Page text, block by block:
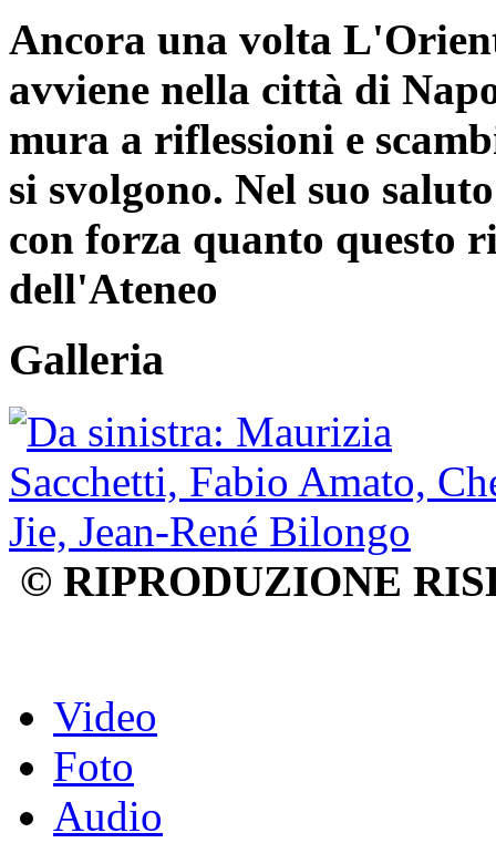
Ancora una volta
avviene nella città di
mura a riflessioni e
si svolgono. Nel suo
con forza quanto questo
dell'Ateneo
Galleria
© RIPRODUZIONE
Video
Foto
Audio